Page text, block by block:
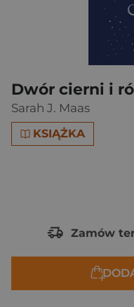
Dwór cierni i
Sarah J. Maas
KSIĄŻKA
Zamów